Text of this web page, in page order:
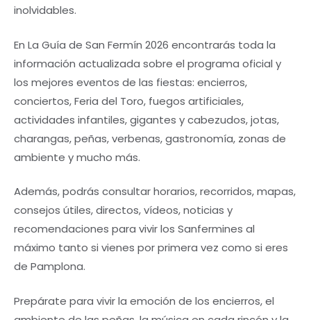
inolvidables.
En La Guía de San Fermín 2026 encontrarás toda la
información actualizada sobre el programa oficial y
los mejores eventos de las fiestas: encierros,
conciertos, Feria del Toro, fuegos artificiales,
actividades infantiles, gigantes y cabezudos, jotas,
charangas, peñas, verbenas, gastronomía, zonas de
ambiente y mucho más.
Además, podrás consultar horarios, recorridos, mapas,
consejos útiles, directos, vídeos, noticias y
recomendaciones para vivir los Sanfermines al
máximo tanto si vienes por primera vez como si eres
de Pamplona.
Prepárate para vivir la emoción de los encierros, el